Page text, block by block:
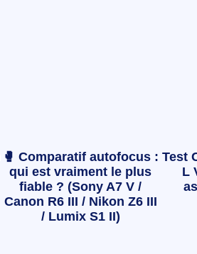
🥊 Comparatif autofocus :
qui est vraiment le plus
fiable ? (Sony A7 V /
Canon R6 III / Nikon Z6 III
/ Lumix S1 II)
Test
L